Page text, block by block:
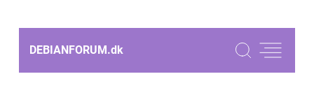
DEBIANFORUM.dk